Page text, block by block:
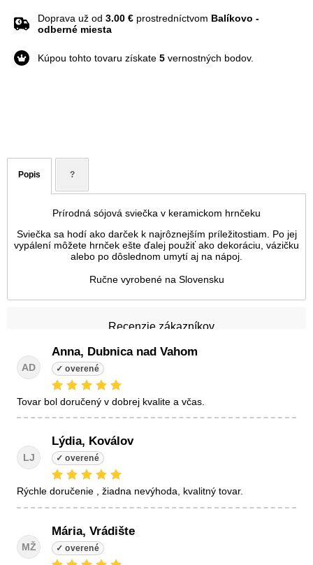
Recenzie zákazníkov
AD
Anna, Dubnica nad Vahom
tovar bol doručený v dobrej kvalite a včas.
LJ
Lýdia, Koválov
Rýchle doručenie , žiadna nevýhoda, kvalitný tovar.
MŽ
Mária, Vrádište
Doprava už od 3.00 € prostredníctvom Balíkovo -
odberné miesta
Kúpou tohto tovaru získate 5 vernostných bodov.
Popis ?
Prírodná sójová sviečka v keramickom hrnčeku
Sviečka sa hodí ako darček k najrôznejším príležitostiam. Po jej
vypálení môžete hrnček ešte ďalej použiť ako dekoráciu, vázičku
alebo po dôslednom umytí aj na nápoj.
Ručne vyrobené na Slovensku